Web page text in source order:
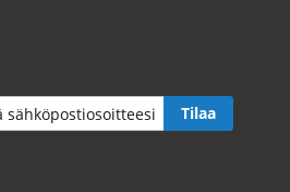
Tilaa